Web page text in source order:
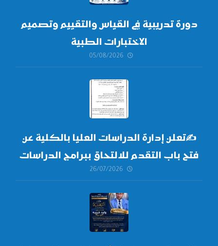
دورة تدريبية في القياس والتقييم وتصميم
الاختبارات الطبية
05/08/2026
✍تعلن إدارة الدراسات العليا بالكلية عن
فتح باب التقدم للالتحاق ببرامج الدراسات
العليا لدورة
أكتوبر 2026،
26/07/2026